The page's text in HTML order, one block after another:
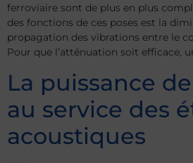
ferroviaire sont de plus en plus
des fonctions de ces poses est la
propagation des vibrations entre le
Pour que l’atténuation soit efficace,
La puissance de
au service des
acoustiques